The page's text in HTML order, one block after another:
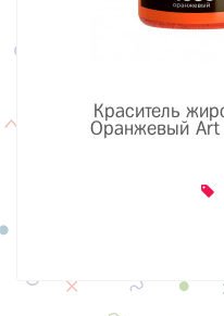
Краситель
Оранжевый Art